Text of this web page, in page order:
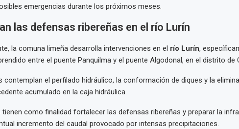
emergencias durante los próximos meses.
las defensas ribereñas en el río Lurín
la comuna limeña desarrolla intervenciones en el río Lurín,
entre el puente Panquilma y el puente Algodonal, en el distrito de
contemplan el perfilado hidráulico, la conformación de diques y la
acumulado en la caja hidráulica.
tienen como finalidad fortalecer las defensas ribereñas y preparar la
incremento del caudal provocado por intensas precipitaciones.